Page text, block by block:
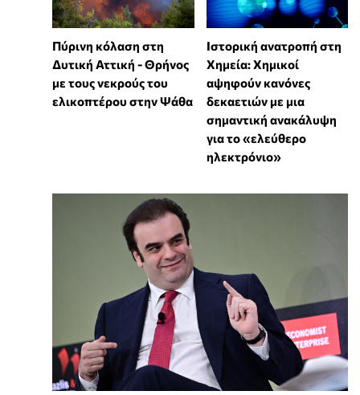
Πύρινη κόλαση στη
Δυτική Αττική - Θρήνος
με τους νεκρούς του
ελικοπτέρου στην Ψάθα
Ιστορική ανατροπή στη
Χημεία: Χημικοί
αψηφούν κανόνες
δεκαετιών με μια
σημαντική ανακάλυψη
για το «ελεύθερο
ηλεκτρόνιο»